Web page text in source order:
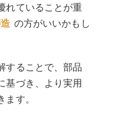
れていることが重
の方がいいかもし
することで、部品
基づき、より実用
す。